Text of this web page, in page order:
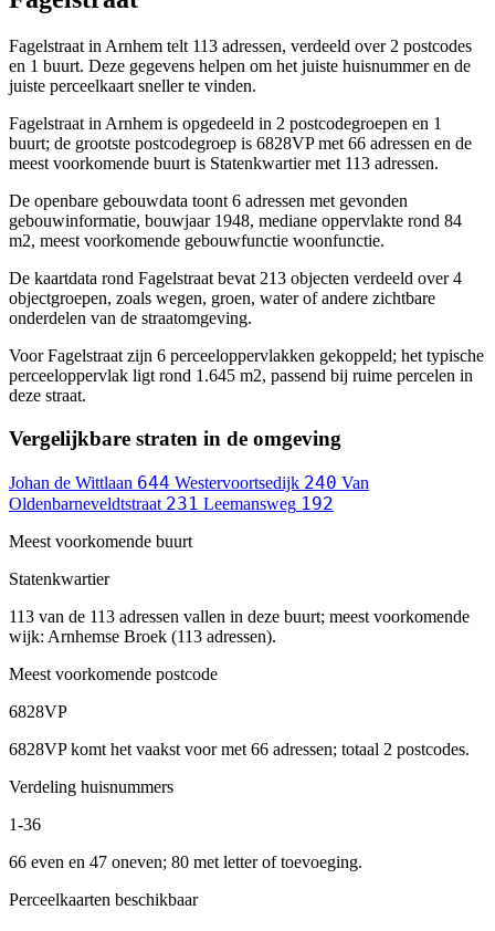
Fagelstraat in Arnhem telt 113 adressen, verdeeld over 2 postcodes
en 1 buurt. Deze gegevens helpen om het juiste huisnummer en de
juiste perceelkaart sneller te vinden.
Fagelstraat in Arnhem is opgedeeld in 2 postcodegroepen en 1
buurt; de grootste postcodegroep is 6828VP met 66 adressen en de
meest voorkomende buurt is Statenkwartier met 113 adressen.
De openbare gebouwdata toont 6 adressen met gevonden
gebouwinformatie, bouwjaar 1948, mediane oppervlakte rond 84
m2, meest voorkomende gebouwfunctie woonfunctie.
De kaartdata rond Fagelstraat bevat 213 objecten verdeeld over 4
objectgroepen, zoals wegen, groen, water of andere zichtbare
onderdelen van de straatomgeving.
Voor Fagelstraat zijn 6 perceeloppervlakken gekoppeld; het typische
perceeloppervlak ligt rond 1.645 m2, passend bij ruime percelen in
deze straat.
Vergelijkbare straten in de omgeving
Johan de Wittlaan 644 Westervoortsedijk 240 Van
Oldenbarneveldtstraat 231 Leemansweg 192
Meest voorkomende buurt
Statenkwartier
113 van de 113 adressen vallen in deze buurt; meest voorkomende
wijk: Arnhemse Broek (113 adressen).
Meest voorkomende postcode
6828VP
6828VP komt het vaakst voor met 66 adressen; totaal 2 postcodes.
Verdeling huisnummers
1-36
66 even en 47 oneven; 80 met letter of toevoeging.
Perceelkaarten beschikbaar